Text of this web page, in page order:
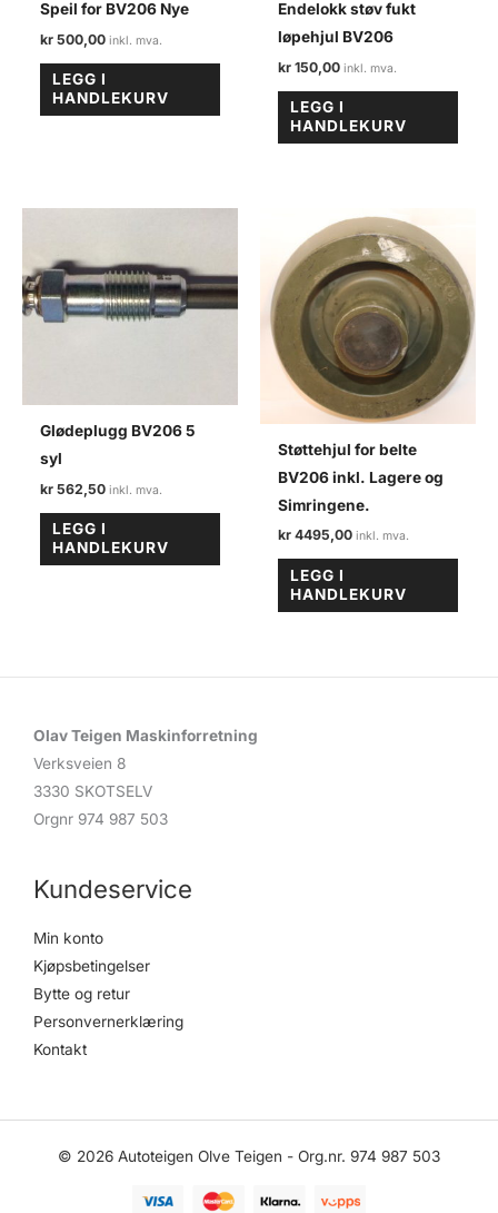
Speil for BV206 Nye
kr 500,00
LEGG I
HANDLEKURV
Endelokk støv fukt
løpehjul BV206
kr 150,00
LEGG I
HANDLEKURV
Glødeplugg BV206 5
syl
kr 562,50
LEGG I
HANDLEKURV
Støttehjul for belte
BV206 inkl. Lagere og
Simringene.
kr 4495,00
LEGG I
HANDLEKURV
Olav Teigen Maskinforretning
Verksveien 8
3330 SKOTSELV
Orgnr 974 987 503
Kundeservice
Min konto
Kjøpsbetingelser
Bytte og retur
Personvernerklæring
Kontakt
© 2026 Autoteigen Olve Teigen - Org.nr. 974 987 503